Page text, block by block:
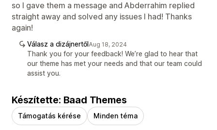
so I gave them a message and Abderrahim replied
straight away and solved any issues I had! Thanks
again!
Válasz a dizájnertőlAug 18, 2024
Thank you for your feedback! We’re glad to hear that
our theme has met your needs and that our team could
assist you.
Készítette: Baad Themes
Támogatás kérése Minden téma